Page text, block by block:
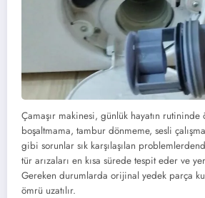
Çamaşır makinesi, günlük hayatın
boşaltmama, tambur dönmeme, sesli
gibi sorunlar sık karşılaşılan
tür arızaları en kısa sürede tespit eder ve
Gereken durumlarda orijinal yedek parça
ömrü uzatılır.